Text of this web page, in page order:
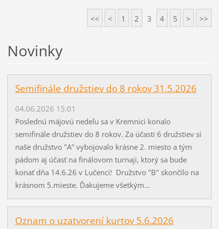
<< < 1 2 3 4 5 > >>
Novinky
Semifinále družstiev do 8 rokov 31.5.2026
04.06.2026 15:01
Poslednú májovú nedeľu sa v Kremnici konalo
semifinále družstiev do 8 rokov. Za účasti 6 družstiev si
naše družstvo "A" vybojovalo krásne 2. miesto a tým
pádom aj účasť na finálovom turnaji, ktorý sa bude
konať dňa 14.6.26 v Lučenci! Družstvo "B" skončilo na
krásnom 5.mieste. Ďakujeme všetkým...
Oznam o uzatvorení kurtov 5.6.2026